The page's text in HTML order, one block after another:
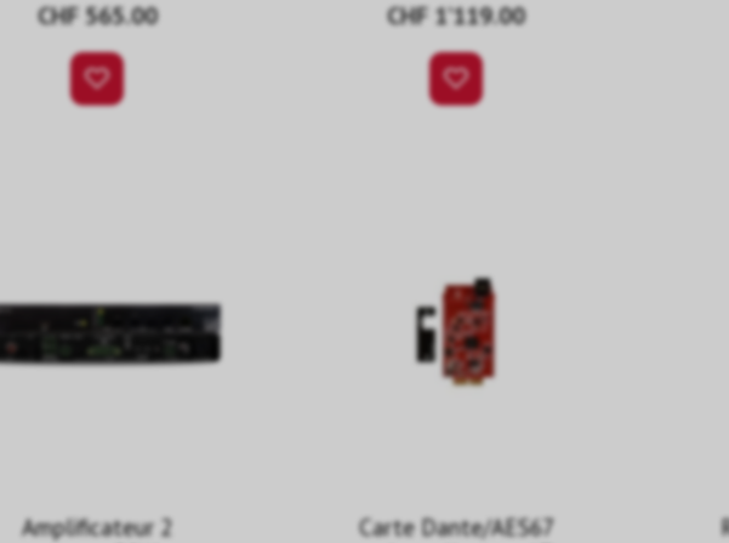
CHF 565.00 CHF 1’119.00
Amplificateur 2
Carte Dante/AES67